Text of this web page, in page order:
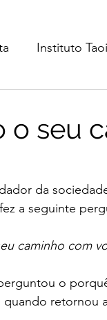
Instituto
o seu
da
a seguinte
caminho com
o
retornou